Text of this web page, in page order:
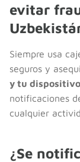
evitar
Siempre usa
seguros y
y tu
notificaciones
cualquier
¿Se